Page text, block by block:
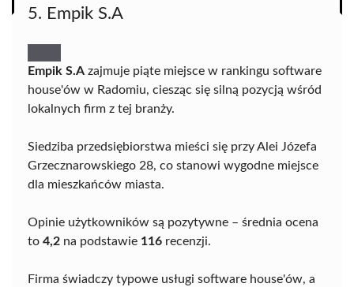
5. Empik S.A
Empik S.A zajmuje piąte miejsce w rankingu software
house'ów w Radomiu, ciesząc się silną pozycją wśród
lokalnych firm z tej branży.
Siedziba przedsiębiorstwa mieści się przy Alei Józefa
Grzecznarowskiego 28, co stanowi wygodne miejsce
dla mieszkańców miasta.
Opinie użytkowników są pozytywne – średnia ocena
to 4,2 na podstawie 116 recenzji.
Firma świadczy typowe usługi software house'ów, a